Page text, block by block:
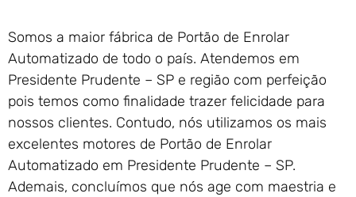
Portão de Garagem de
Enrolar em Nova Iguaçu – RJ
Portão de Garagem de
Enrolar em Nova Friburgo –
RJ
Somos a maior fábrica de Portão de Enrolar
Automatizado de todo o país. Atendemos em
Presidente Prudente – SP e região com perfeição
pois temos como finalidade trazer felicidade para
nossos clientes. Contudo, nós utilizamos os mais
excelentes motores de Portão de Enrolar
Automatizado em Presidente Prudente – SP.
Ademais, concluímos que nós age com maestria e